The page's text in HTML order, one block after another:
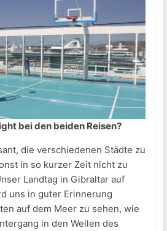
bei den beiden Reisen?
die verschiedenen Städte zu
in so kurzer Zeit nicht zu
Landtag in Gibraltar auf
uns in guter Erinnerung
auf dem Meer zu sehen, wie
in den Wellen des